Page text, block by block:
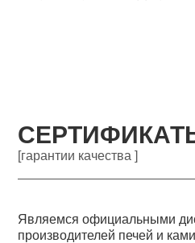
[гарантии качества ]
Являемся официальными
производителей печей и